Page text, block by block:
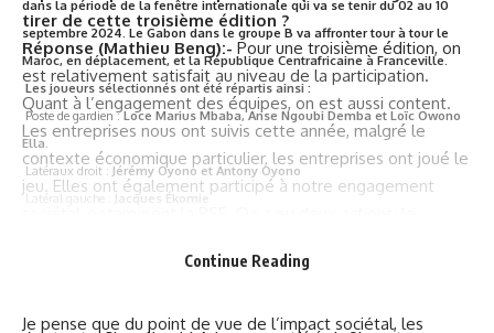
tirer de cette troisième édition ?
Réponse (Mathieu Beng):- Pour une troisième édition, on
est relativement satisfait au niveau de la participation.
Quant à l’engagement des équipes, on est aussi content.
Les entreprises nous ont suivis cette année, malgré le
contexte économique particulier, les entreprises ont joué le
jeu. Elles ont également participé à notre engagement
à peu près un mois, on avait nettoyé les plages et collecté
Je pense que du point de vue de l’impact sociétal, les
dans la période de la fenêtre internationale qui va se tenir du 02 au 10
septembre 2024. Le Gabon dans le groupe B va affronter tour à tour le
Maroc, en déplacement, et la République Centrafricaine à Franceville.
Les joueurs sélectionnés ont été répartis ainsi :
Poste de gardien :Loce Marius Mbaba, Anse Ngoubi Demba et Loïc Owono
Ella.
Latéraux droit : Jérémy Oyono et Antony Oyono
Latéral gauche : Jacques Ékomie
Michel Mboula et Bruno Ecuele Manga.
Continue Reading